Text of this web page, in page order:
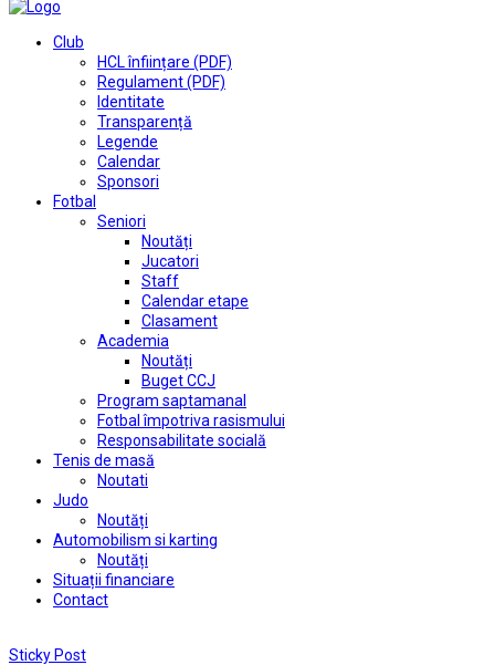
Club
HCL înființare (PDF)
Regulament (PDF)
Identitate
Transparență
Legende
Calendar
Sponsori
Fotbal
Seniori
Noutăți
Jucatori
Staff
Calendar etape
Clasament
Academia
Noutăți
Buget CCJ
Program saptamanal
Fotbal împotriva rasismului
Responsabilitate socială
Tenis de masă
Noutati
Judo
Noutăți
Automobilism si karting
Noutăți
Situații financiare
Contact
Sticky Post